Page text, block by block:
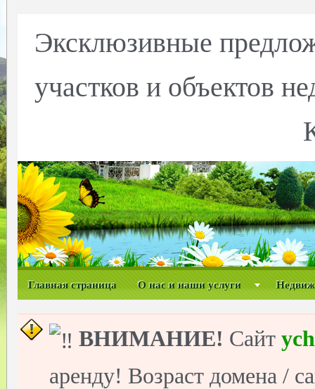
Эксклюзивные
участков и объектов
Главная страница О нас и наши услуги
ВНИМАНИЕ! Сайт
аренду! Возраст домена /